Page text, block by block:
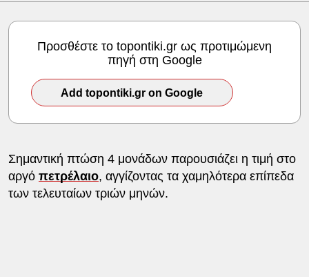
Προσθέστε το topontiki.gr ως προτιμώμενη
πηγή στη Google
Add topontiki.gr on Google
Σημαντική πτώση 4 μονάδων παρουσιάζει η τιμή στο
αργό πετρέλαιο, αγγίζοντας τα χαμηλότερα επίπεδα
των τελευταίων τριών μηνών.